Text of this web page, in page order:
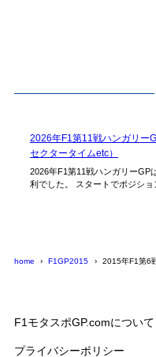
2026年F1第11戦ハンガリー
セクタータイムetc）
2026年F1第11戦ハンガリーGP
利でした。 スタートでポジシ
home F1GP2015 2015年F1第6
F1モタスポGP.comについて
プライバシーポリシー